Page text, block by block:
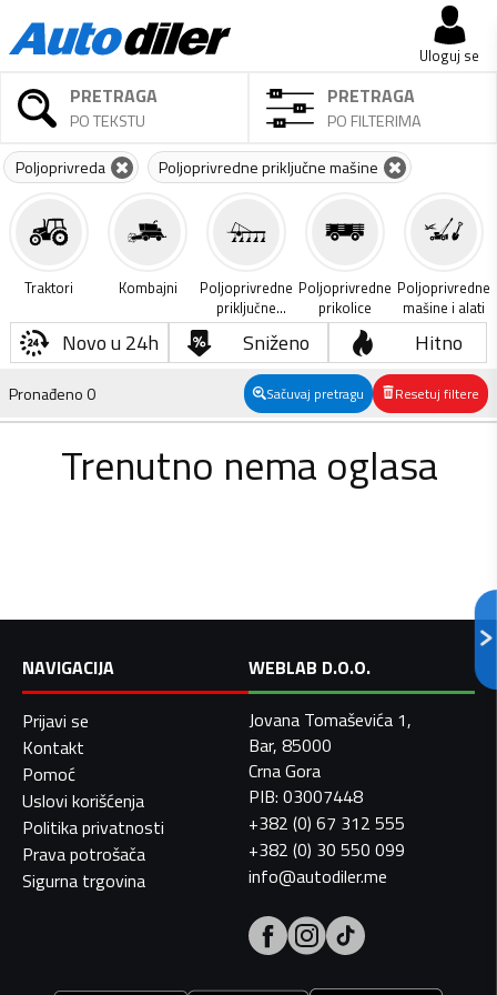
Uloguj se
PRETRAGA
PO TEKSTU
PRETRAGA
PO FILTERIMA
Poljoprivreda Poljoprivredne priključne mašine
Traktori Kombajni
Poljoprivredne
priključne
mašine
Poljoprivredne
prikolice
Poljoprivredne
mašine i alati
Novo u 24h Sniženo Hitno
Pronađeno0 Sačuvaj pretragu Resetuj filtere
Trenutno nema oglasa
NAVIGACIJA
Prijavi se
Kontakt
Pomoć
Uslovi korišćenja
Politika privatnosti
Prava potrošača
Sigurna trgovina
WEBLAB D.O.O.
Jovana Tomaševića 1,
Bar, 85000
Crna Gora
PIB: 03007448
+382 (0) 67 312 555
+382 (0) 30 550 099
info@autodiler.me